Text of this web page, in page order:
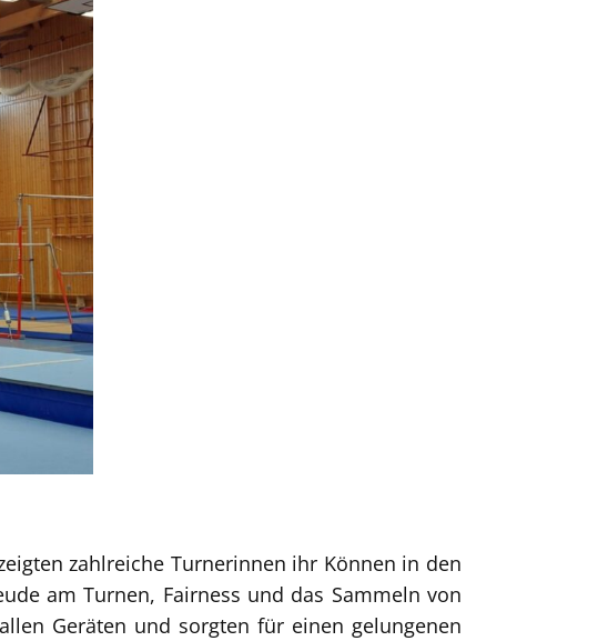
zahlreiche Turnerinnen ihr Können in den
am Turnen, Fairness und das Sammeln von
Geräten und sorgten für einen gelungenen